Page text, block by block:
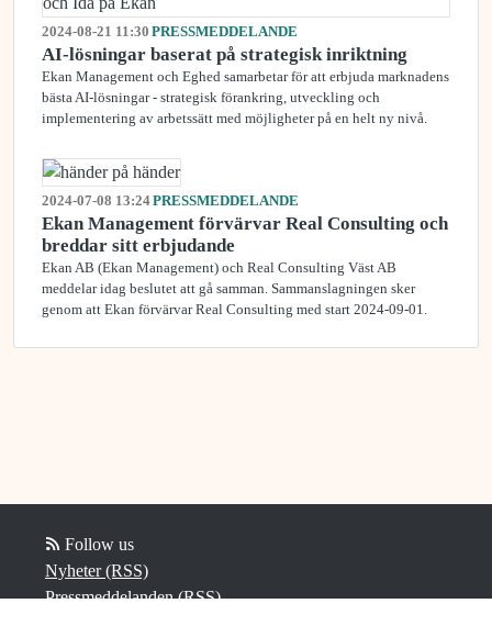
2024-08-21 11:30 PRESSMEDDELANDE
AI-lösningar baserat på strategisk inriktning
Ekan Management och Eghed samarbetar för att erbjuda marknadens
bästa AI-lösningar - strategisk förankring, utveckling och
implementering av arbetssätt med möjligheter på en helt ny nivå.
2024-07-08 13:24PRESSMEDDELANDE
Ekan Management förvärvar Real Consulting och
breddar sitt erbjudande
Ekan AB (Ekan Management) och Real Consulting Väst AB
meddelar idag beslutet att gå samman. Sammanslagningen sker
genom att Ekan förvärvar Real Consulting med start 2024-09-01.
Follow us
Nyheter (RSS)
Pressmeddelanden (RSS)